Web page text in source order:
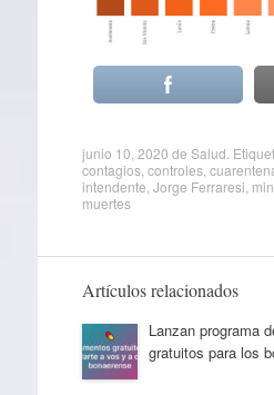
junio 10, 2020 de Salud .
contagios, controles,
intendente Jorge Ferraresi
muertes
Artículos relacionados
Lanzan programa
gratuitos para los